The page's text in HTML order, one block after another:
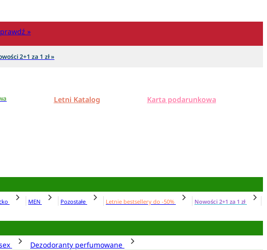
»
2+1 za 1 zł »
Letni Katalog Karta podarunkowa
MEN Pozostałe Letnie bestsellery do -50%
Nowości 2+1 za 1 zł
Dezodoranty perfumowane